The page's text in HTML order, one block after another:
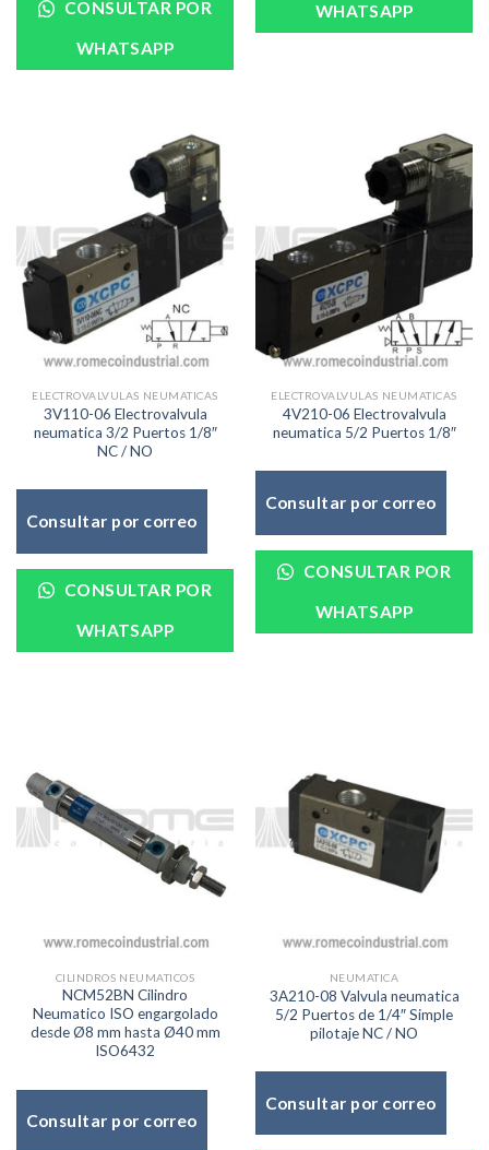
CONSULTAR POR
WHATSAPP
WHATSAPP
ELECTROVALVULAS NEUMATICAS
3V110-06 Electrovalvula
neumatica 3/2 Puertos 1/8″
NC / NO
Consultar por correo
CONSULTAR POR
WHATSAPP
ELECTROVALVULAS NEUMATICAS
4V210-06 Electrovalvula
neumatica 5/2 Puertos 1/8″
Consultar por correo
CONSULTAR POR
WHATSAPP
CILINDROS NEUMATICOS
NCM52BN Cilindro
Neumatico ISO engargolado
desde Ø8 mm hasta Ø40 mm
ISO6432
Consultar por correo
NEUMATICA
3A210-08 Valvula neumatica
5/2 Puertos de 1/4″ Simple
pilotaje NC / NO
Consultar por correo